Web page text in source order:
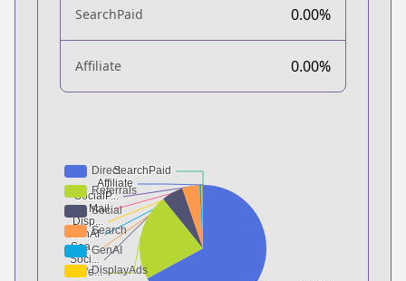
SearchPaid 0.00%
Affiliate 0.00%